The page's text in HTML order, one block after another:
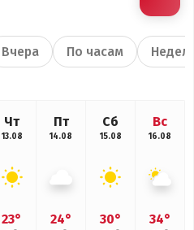
Вчера По часам
Чт
13.08
23°
Пт
14.08
24°
Сб
15.08
30°
Вс
16.08
34°